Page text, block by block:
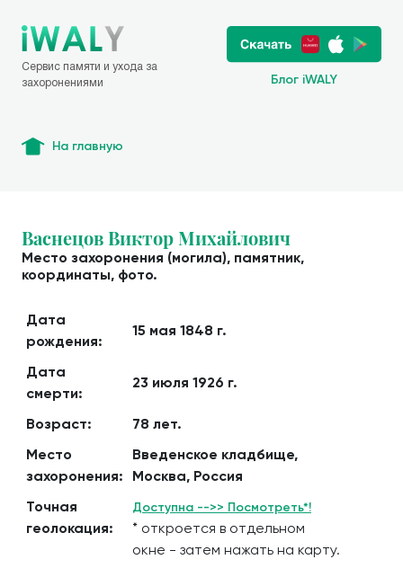
Сервис памяти и ухода за
захоронениями
Блог iWALY
На главную
Васнецов Виктор Михайлович
Место захоронения (могила), памятник,
координаты, фото.
Дата
рождения:
15 мая 1848 г.
Дата
смерти:
23 июля 1926 г.
Возраст:
78 лет.
Место
захоронения:
Введенское кладбище,
Москва, Россия
Точная
геолокация:
Доступна -->> Посмотреть*!
* откроется в отдельном
окне - затем нажать на карту.